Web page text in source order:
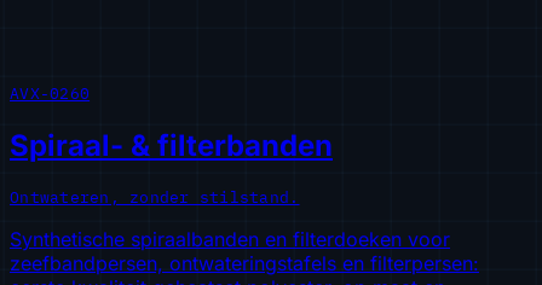
AVX-0260
Spiraal- & filterbanden
Ontwateren, zonder stilstand.
Synthetische spiraalbanden en filterdoeken voor
zeefbandpersen, ontwateringstafels en filterpersen: